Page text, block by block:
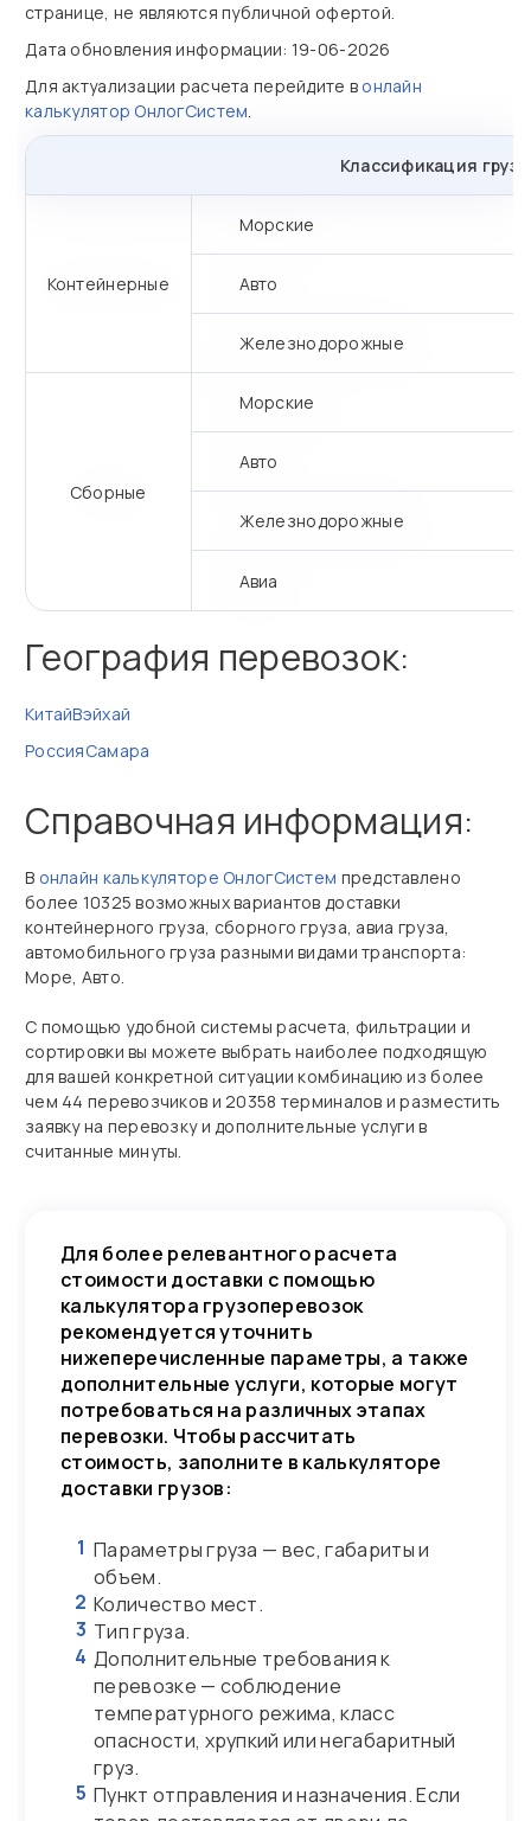
странице, не являются публичной офертой.
Дата обновления информации: 19-06-2026
Для актуализации расчета перейдите в онлайн
калькулятор ОнлогСистем.
Классификация
Контейнерные
Морские
Авто
Железнодорожные
Сборные
Морские
Авто
Железнодорожные
Авиа
География перевозок:
КитайВэйхай
РоссияСамара
Справочная информация:
В онлайн калькуляторе ОнлогСистем представлено
более 10325 возможных вариантов доставки
контейнерного груза, сборного груза, авиа груза,
автомобильного груза разными видами транспорта:
Море, Авто.
С помощью удобной системы расчета, фильтрации и
сортировки вы можете выбрать наиболее подходящую
для вашей конкретной ситуации комбинацию из более
чем 44 перевозчиков и 20358 терминалов и разместить
заявку на перевозку и дополнительные услуги в
считанные минуты.
Для более релевантного расчета
стоимости доставки с помощью
калькулятора грузоперевозок
рекомендуется уточнить
нижеперечисленные параметры, а также
дополнительные услуги, которые могут
потребоваться на различных этапах
перевозки. Чтобы рассчитать
стоимость, заполните в калькуляторе
доставки грузов:
1 Параметры груза — вес, габариты и
объем.
2 Количество мест.
3 Тип груза.
4 Дополнительные требования к
перевозке — соблюдение
температурного режима, класс
опасности, хрупкий или негабаритный
груз.
5 Пункт отправления и назначения. Если